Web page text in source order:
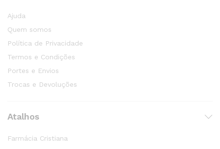
Ajuda
Quem somos
Política de Privacidade
Termos e Condições
Portes e Envios
Trocas e Devoluções
Atalhos
Farmácia Cristiana